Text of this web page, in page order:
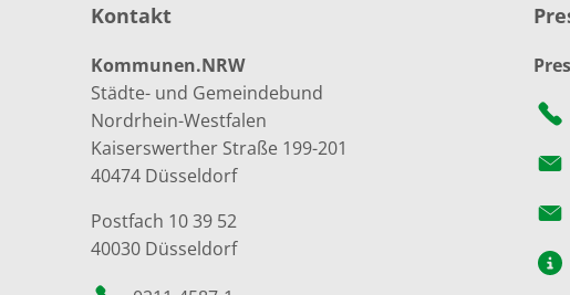
Kontakt
Kommunen.NRW
Städte- und Gemeindebund
Nordrhein-Westfalen
Kaiserswerther Straße 199-201
40474 Düsseldorf
Postfach 10 39 52
40030 Düsseldorf